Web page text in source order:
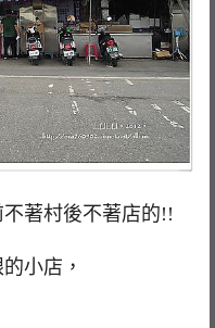
著村後不著店的!!
小店，